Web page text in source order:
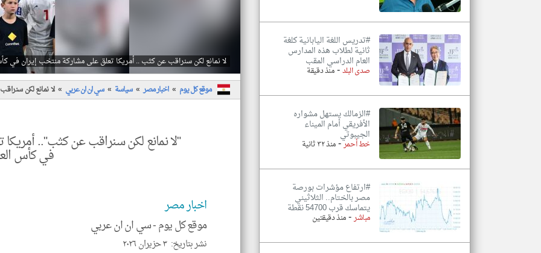
لا نمانع لكن سنراقب عن كثب .. أمريكا تعلق على مشاركة منتخب إيران في
موقع كل يوم اخبار مصر سياسة سي ان ان عربي لا نمانع لكن
"لا نمانع لكن سنراقب عن كثب"..
في كأس
اخبار مصر
موقع كل يوم -سي ان ان عربي
نشر بتاريخ: ٣ حزيران ٢٠٢٦
#تدريس اللغة اليابانية كلغة
ثانية لطلاب هذه المدارس
العام الدراسي المقب
صدى البلد-منذ دقيقة
#الزمالك يستهل مشواره
الأفريقي أمام الميناء
الجيبوتي
خط أحمر-منذ ٣٢ ثانية
#ارتفاع مؤشرات بورصة
مصر بالختام.. الثلاثيني
يتماسك قرب 54700 نقطة
مباشر-منذ دقيقتين